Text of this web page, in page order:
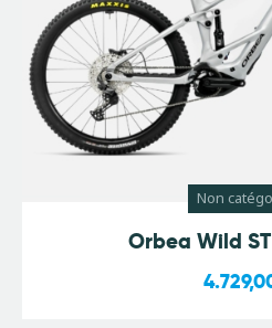
Non
Orbea Wild